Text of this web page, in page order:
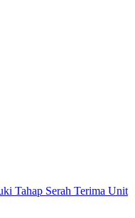
Tahap Serah Terima Unit